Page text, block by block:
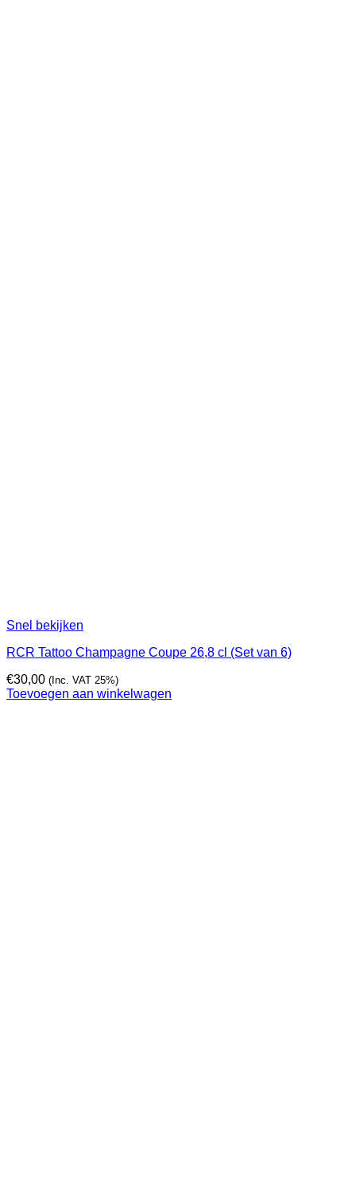
Snel bekijken
RCR Tattoo Champagne Coupe 26,8 cl (Set van 6)
€30,00 (Inc. VAT 25%)
Toevoegen aan winkelwagen